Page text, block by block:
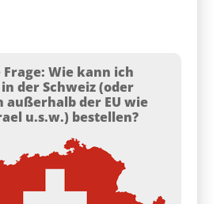
Frage: Wie kann ich
der Schweiz (oder
außerhalb der EU wie
u.s.w.) bestellen?